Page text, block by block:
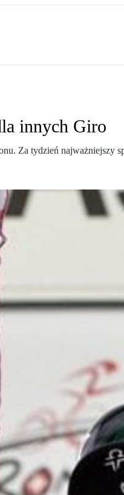
innych Giro
Za tydzień najważniejszy